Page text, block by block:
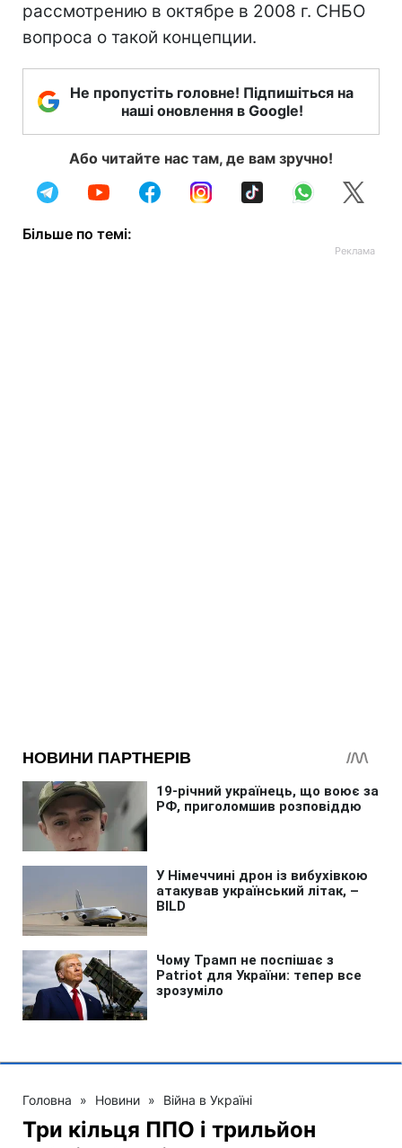
рассмотрению в октябре в 2008 г. СНБО
вопроса о такой концепции.
Не пропустіть головне! Підпишіться на
наші оновлення в Google!
Або читайте нас там, де вам зручно!
Більше по темі:
Головна » Новини » Війна в Україні
Три кільця ППО і трильйон